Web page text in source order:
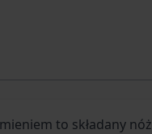
to składany